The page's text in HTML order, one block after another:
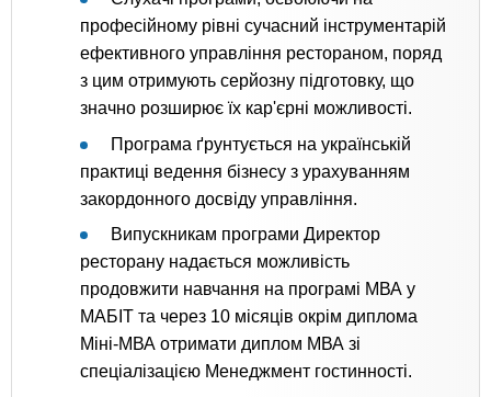
професійному рівні сучасний інструментарій
ефективного управління рестораном, поряд
з цим отримують серйозну підготовку, що
значно розширює їх кар'єрні можливості.
Програма ґрунтується на українській
практиці ведення бізнесу з урахуванням
закордонного досвіду управління.
Випускникам програми Директор
ресторану надається можливість
продовжити навчання на програмі МВА у
МАБІТ та через 10 місяців окрім диплома
Міні-МВА отримати диплом МВА зі
спеціалізацією Менеджмент гостинності.